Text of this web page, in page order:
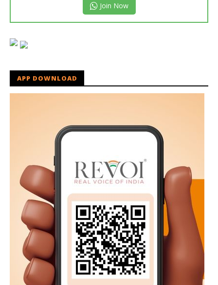
Join Now
APP DOWNLOAD